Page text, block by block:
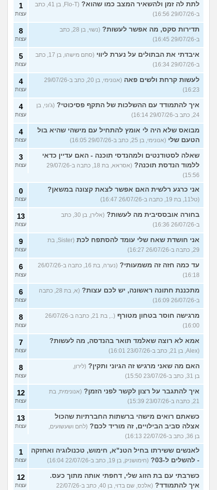
לתת לה זמן ולהשאיר המצב כמו שהוא?
(Flo-T, בן 41, כתב
ב-29/07/26 16:56)
1
עצות
תדירות סקס, מה אפשר לעשות?
(נשוי, בן 28, כתב
ב-29/07/26 16:45)
8
עצות
איבדתי את הבתולים על נערת ליווי
(סתם מישהו, בן 17, כתב
ב-29/07/26 16:34)
5
עצות
לעשות קרחת ולשים פאה
(אנונימי, בן 20, כתב ב-29/07/26
16:23)
4
עצות
איך להתמודד עם ההשלכות של התקף פסיכוטי? (ג'וני, בן
24, כתב ב-29/07/26 16:14)
4
עצות
מבואס שלא היה לי אומץ להתחיל עם מישהי שהיא בול
הטעם שלי (אנונימי, בן 25, כתב ב-29/07/26 16:05)
4
עצות
שאלה לסטודנטים ולמהנדסי תוכנה - האם עדיין כדאי
ללמוד הנדסת תוכנה?
(אסראא, בת 18, כתבה ב-29/07/26
15:56)
3
עצות
אני כרגע רלשית האם אפשר לצאת קצונה במשאן?
(טל11, בת 19, כתבה ב-26/07/26 16:47)
0
עצות
בחורה אובססיבית מה לעשות?
(אלירן, בן 30, כתב
ב-26/07/26 16:36)
13
עצות
אני חושדת שאח שלי עומד להסתפח לכת
(Sister, בת
29, כתבה ב-26/07/26 16:27)
9
עצות
עד כמה חזה זה משמעותי?
(נערה, בת 16, כתבה ב-26/07/26
16:18)
6
עצות
מתכננת חתונה ראשונה, יש לכם עצות?
(א, בת 28, כתבה
ב-26/07/26 16:09)
6
עצות
מרגישה חוסר בטחון מטורף
(.., בת 21, כתבה ב-26/07/26
16:00)
8
עצות
אמא לא רוצה שאלמד תואר בהנדסה, מה לעשות?
(Alex, בן 21, כתב ב-23/07/26 16:01)
7
עצות
האם מה שאני מרגיש זה הגיוני ותקין? (לירון,
בן 31, כתב ב-23/07/26 15:50)
8
עצות
איך להתגבר על רצון לקשר לפני הזמן? (אנונימית, בת
21, כתבה ב-23/07/26 15:39)
12
עצות
כשאתם רואים מישהי ברשתות החברתיות שהכול
אצלה סביב הבילויים, זה מוריד לכם? (לחם ושעשועים,
בן 36, כתב ב-22/07/26 16:13)
13
עצות
לאנשים ששירתו בחיל הטנ"א, חימוש, טכנולוגיה ואחזקה
- להשלים ל-03?
(חימושניק, בן 19, כתב ב-22/07/26 16:04)
1
עצות
כשרבתי עם בת הזוג שלי, דחפתי אותה מתוך כעס.
איך להתמודד?
(אלכס, שם בדוי, בן 40, כתב ב-22/07/26
12
עצות